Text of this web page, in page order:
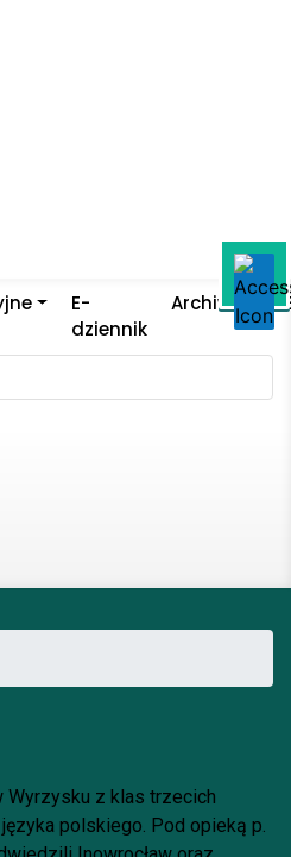
E-
dziennik
Archiwum
Wyrzysku z klas trzecich
polskiego. Pod opieką p.